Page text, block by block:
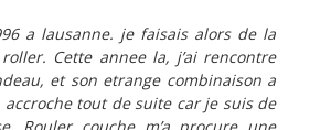
a lausanne. je faisais alors de la
Cette annee la, j’ai rencontre
et son etrange combinaison a
accroche tout de suite car je suis de